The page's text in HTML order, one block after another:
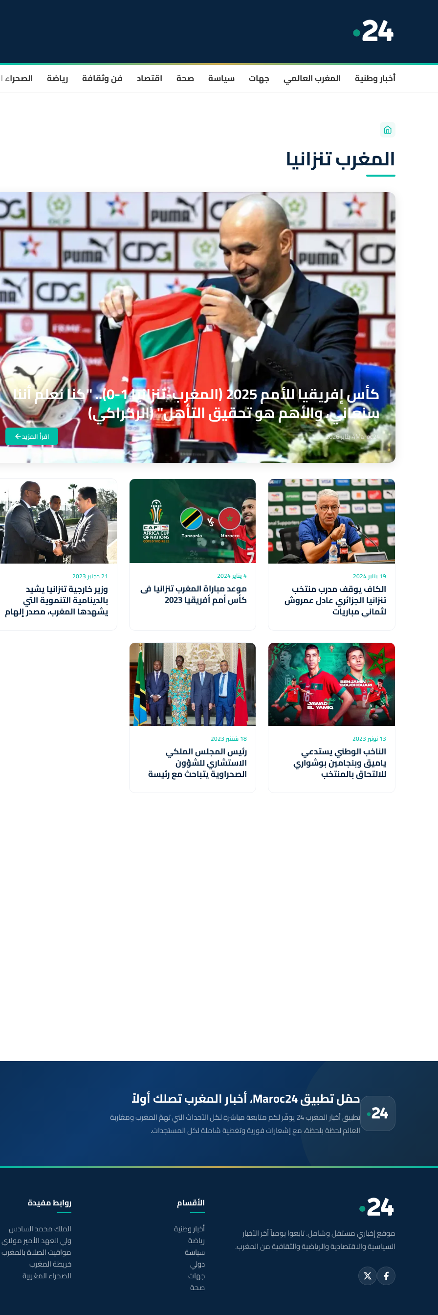
أخبار وطنية المغرب العالمي جهات سياسة صحة اقتصاد فن وثقافة رياضة الصحراء
المغرب تنزانيا
كأس إفريقيا للأمم 2025 (المغرب-تنزانيا 1-0).. "كنا نعلم أننا
سنعاني، والأهم هو تحقيق التأهل" (الركراكي)
Maroc244 يناير 2026 اقرأ المزيد
19 يناير 2024
الكاف يوقف مدرب منتخب
تنزانيا الجزائري عادل عمروش
لثماني مباريات
4 يناير 2024
موعد مباراة المغرب تنزانيا فى
كأس أمم أفريقيا 2023
21 دجنبر 2023
وزير خارجية تنزانيا يشيد
بالدينامية التنموية التي
يشهدها المغرب، مصدر إلهام
13 نونبر 2023
الناخب الوطني يستدعي
ياميق وبنجامين بوشواري
للالتحاق بالمنتخب
18 شتنبر 2023
رئيس المجلس الملكي
الاستشاري للشؤون
الصحراوية يتباحث مع رئيسة
حمّل تطبيق Maroc24، أخبار المغرب تصلك أولاً
تطبيق أخبار المغرب 24 يوفّر لكم متابعة مباشرة لكل الأحداث التي تهمّ المغرب ومغاربة
العالم لحظة بلحظة، مع إشعارات فورية وتغطية شاملة لكل المستجدات.
موقع إخباري مستقل وشامل. تابعوا يومياً آخر الأخبار
السياسية والاقتصادية والرياضية والثقافية من المغرب.
الأقسام
أخبار وطنية
رياضة
سياسة
دولي
جهات
صحة
روابط مفيدة
الملك محمد السادس
ولي العهد الأمير
مواقيت الصلاة بالمغرب
خريطة المغرب
الصحراء المغربية